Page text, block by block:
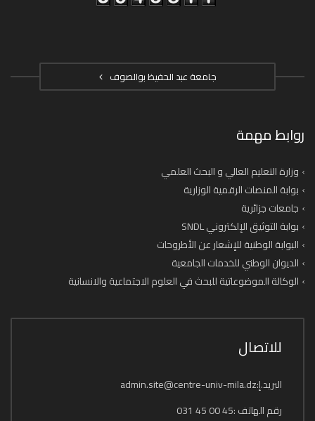
جامعة عبد الحفيظ بوالصوف
روابط مهمة
وزارة التعليم العالي و البحث العلمي
بوابة المنصات الرقمية الوزارية
جامعات جزائرية
بوابة التوثيق الإلكتروني SNDL
البوابة الوطنية للإشعار عن الأطروحات
الديوان الوطني للخدمات الجامعية
الوكالة الموضوعاتية للبحث في العلوم الاجتماعية والانسانية
للاتصال
البريد.إ:admin.site@centre-univ-mila.dz
رقم الهاتف :45 00 45 031